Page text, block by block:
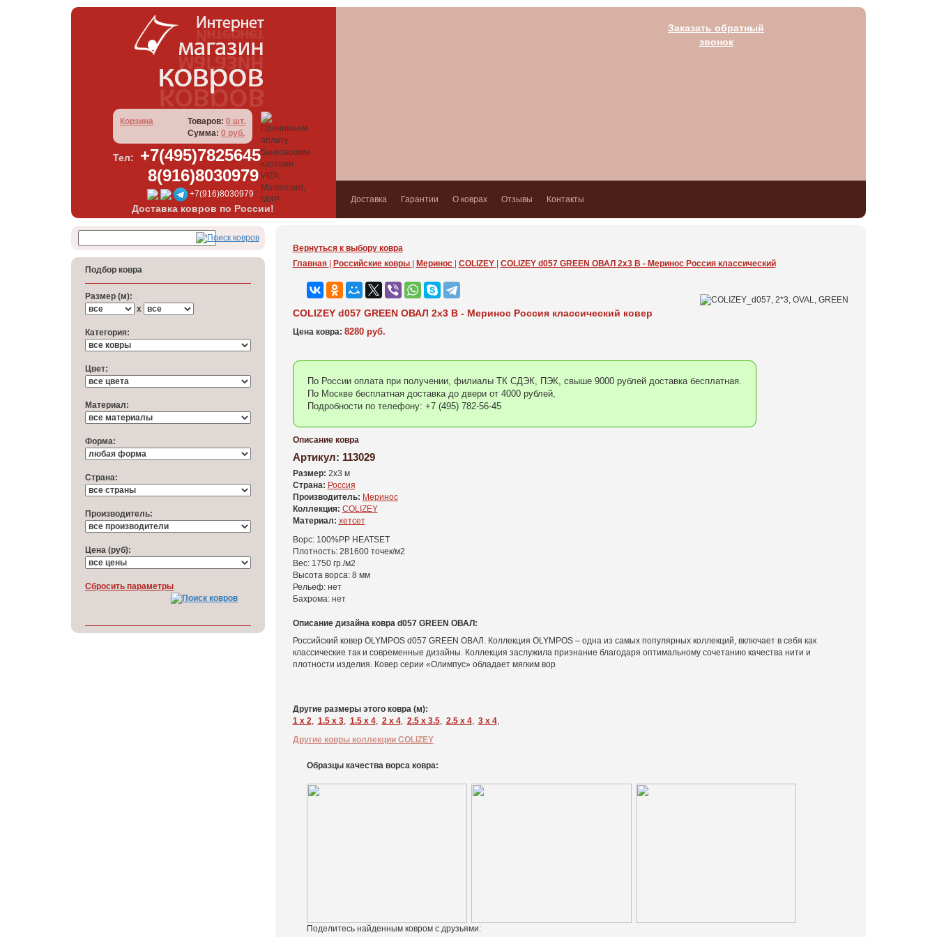
Заказать обратный
звонок
Корзина Товаров: 0 шт.
Сумма: 0 руб.
Тел:
+7(495)7825645
8(916)8030979
+7(916)8030979
Доставка ковров по России!
Доставка Гарантии О коврах Отзывы Контакты
Подбор ковра
Размер (м):
x
Категория:
Цвет:
Материал:
Форма:
Cтрана:
Производитель:
Цена (руб):
Cбросить параметры
Вернуться к выбору ковра
Главная
Российские ковры Меринос COLIZEY COLIZEY d057 GREEN ОВАЛ 2x3 В - Меринос Россия классический
COLIZEY d057 GREEN ОВАЛ 2x3 В - Меринос Россия классический ковер
Цена ковра: 8280 руб.
По России оплата при получении, филиалы ТК СДЭК, ПЭК, свыше 9000 рублей доставка бесплатная.
По Москве бесплатная доставка до двери от 4000 рублей,
Подробности по телефону: +7 (495) 782-56-45
Описание ковра
Артикул: 113029
Размер: 2x3 м
Страна: Россия
Производитель: Меринос
Коллекция: COLIZEY
Материал: хетсет
Ворс: 100%PP HEATSET
Плотность: 281600 точек/м2
Вес: 1750 гр./м2
Высота ворса: 8 мм
Рельеф: нет
Бахрома: нет
Описание дизайна ковра d057 GREEN ОВАЛ:
Российский ковер OLYMPOS d057 GREEN ОВАЛ. Коллекция OLYMPOS – одна из самых популярных коллекций, включает в себя как
классические так и современные дизайны. Коллекция заслужила признание благодаря оптимальному сочетанию качества нити и
плотности изделия. Ковер серии «Олимпус» обладает мягким вор
Другие размеры этого ковра (м):
1 x 2, 1.5 x 3, 1.5 x 4, 2 x 4, 2.5 x 3.5, 2.5 x 4, 3 x 4,
Другие ковры коллекции COLIZEY
Образцы качества ворса ковра:
Поделитесь найденным ковром с друзьями: